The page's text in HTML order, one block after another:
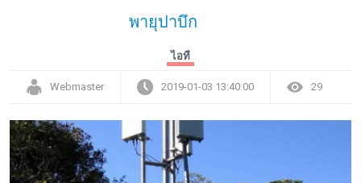
พายุปาบึก
ไอที
Webmaster 2019-01-03 13:40:00 29